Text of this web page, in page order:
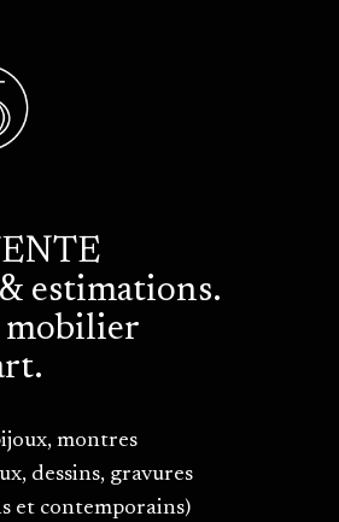
estimations.
mobilier
montres
dessins, gravures
et contemporains)